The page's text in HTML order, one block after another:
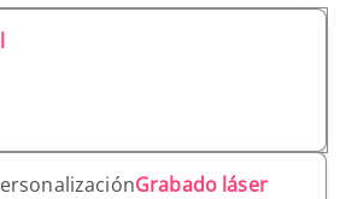
Grabado láser